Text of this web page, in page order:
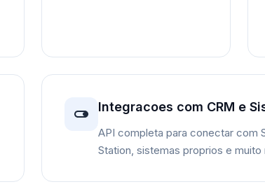
Integracoes com CRM e
API completa para conectar com
Station, sistemas proprios e muito